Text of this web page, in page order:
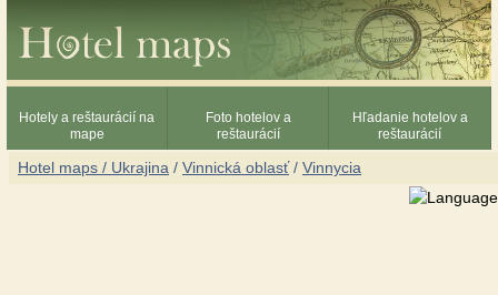
Hotely a reštaurácií na
mape
Foto hotelov a
reštaurácií
Hľadanie hotelov a
reštaurácií
Hotel maps / Ukrajina / Vinnická oblasť/ Vinnycia